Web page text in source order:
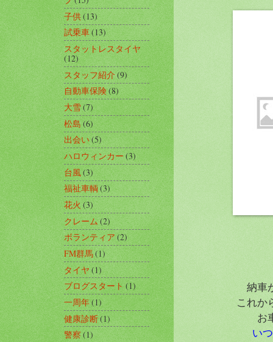
納車
これか
お
い
子供(13)
試乗車(13)
スタットレスタイヤ
(12)
スタッフ紹介(9)
自動車保険(8)
大雪(7)
松島 (6)
出会い(5)
ハロウィンカー(3)
台風(3)
福祉車輌 (3)
花火(3)
クレーム(2)
ボランティア(2)
FM群馬(1)
タイヤ(1)
ブログスタート(1)
一周年(1)
健康診断(1)
警察 (1)